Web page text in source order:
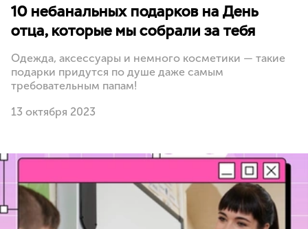
10 небанальных подарков на День
отца, которые мы собрали за тебя
Одежда, аксессуары и немного косметики — такие
подарки придутся по душе даже самым
требовательным папам!
13 октября 2023